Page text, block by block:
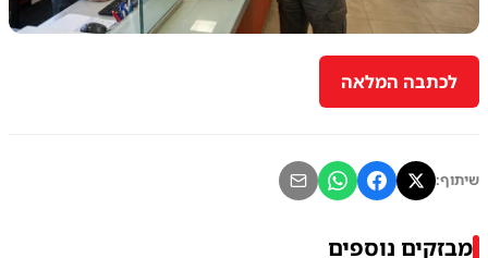
לכתבה המלאה
שיתוף:
מבזקים נוספים